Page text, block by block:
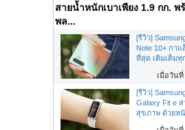
สายน้ำหนักเบาเพียง 1.9 กก. พ
พล...
[รีวิว]
Note 10+ กา
ที่สุด เติมเต็มทุ
เมื่อวัน
[รีวิว]
Galaxy Fit e
สุขภาพ ด้วยหน้